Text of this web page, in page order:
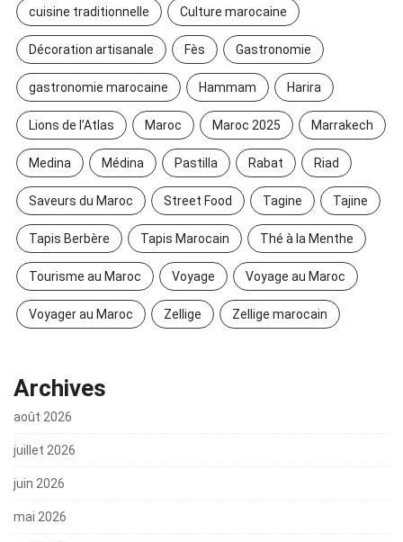
cuisine traditionnelle Culture marocaine
Décoration artisanale Fès Gastronomie
gastronomie marocaine Hammam Harira
Lions de l’Atlas Maroc Maroc 2025 Marrakech
Medina Médina Pastilla Rabat Riad
Saveurs du Maroc Street Food Tagine Tajine
Tapis Berbère Tapis Marocain Thé à la Menthe
Tourisme au Maroc Voyage Voyage au Maroc
Voyager au Maroc Zellige Zellige marocain
Archives
août 2026
juillet 2026
juin 2026
mai 2026